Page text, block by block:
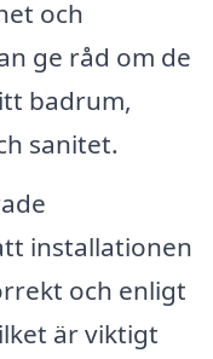
och
ge råd om de
badrum,
sanitet.
installationen
och enligt
är viktigt